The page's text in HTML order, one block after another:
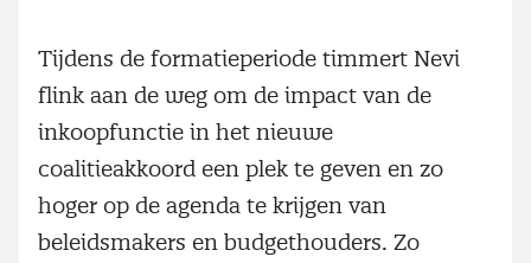
Tijdens de formatieperiode timmert Nevi
flink aan de weg om de impact van de
inkoopfunctie in het nieuwe
coalitieakkoord een plek te geven en zo
hoger op de agenda te krijgen van
beleidsmakers en budgethouders. Zo